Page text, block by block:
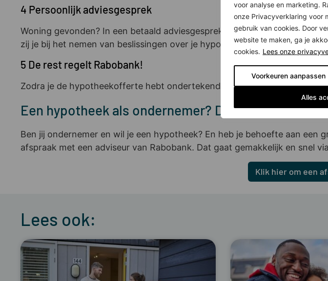
voor analyse en marketing.
onze Privacyverklaring voor
gebruik van cookies. Door
website te maken, ga je
cookies. Lees onze
Voorkeuren aanpassen
Alles
4 Persoonlijk adviesgesprek
Woning gevonden? In een betaald adviesgesprek kijkt een adviseur van
zij je bij het nemen van beslissingen over je hypotheek. Daarna ontvang
5 De rest regelt Rabobank!
Zodra je de hypotheekofferte hebt ondertekend, zorgt Rabobank
Een hypotheek als ondernemer? De Rabobank
Ben jij ondernemer en wil je een hypotheek? En heb je behoefte aan een
afspraak met een adviseur van Rabobank. Dat gaat gemakkelijk en snel via
Klik hier om een
Lees ook: